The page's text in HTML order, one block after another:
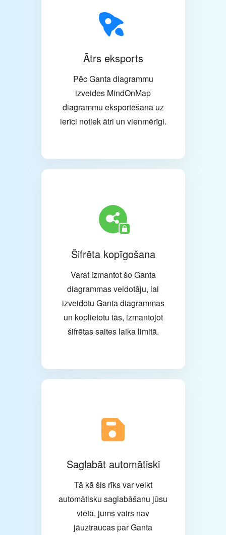
Ātrs eksports
Pēc Ganta diagrammu
izveides MindOnMap
diagrammu eksportēšana uz
ierīci notiek ātri un vienmērīgi.
Šifrēta kopīgošana
Varat izmantot šo Ganta
diagrammas veidotāju, lai
izveidotu Ganta diagrammas
un koplietotu tās, izmantojot
šifrētas saites laika limitā.
Saglabāt automātiski
Tā kā šis rīks var veikt
automātisku saglabāšanu jūsu
vietā, jums vairs nav
jāuztraucas par Ganta